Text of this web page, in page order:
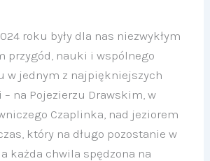
roku były dla nas niezwykłym
przygód, nauki i wspólnego
w jednym z najpiękniejszych
na Pojezierzu Drawskim, w
Czaplinka, nad jeziorem
który na długo pozostanie w
każda chwila spędzona na